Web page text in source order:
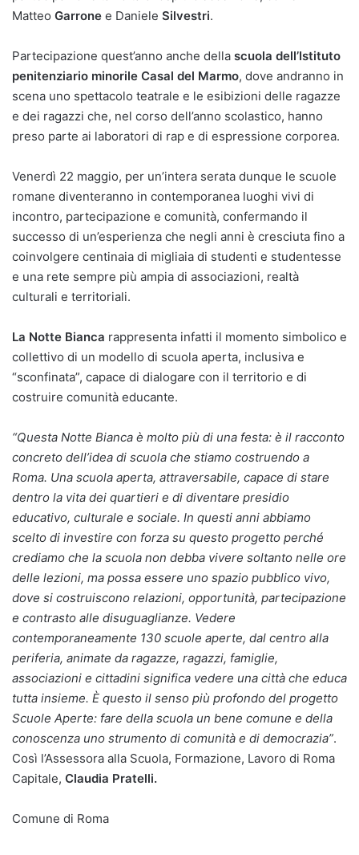
Matteo Garrone e Daniele Silvestri.
Partecipazione quest’anno anche della scuola dell’Istituto
penitenziario minorile Casal del Marmo, dove andranno in
scena uno spettacolo teatrale e le esibizioni delle ragazze
e dei ragazzi che, nel corso dell’anno scolastico, hanno
preso parte ai laboratori di rap e di espressione corporea.
Venerdì 22 maggio, per un’intera serata dunque le scuole
romane diventeranno in contemporanea luoghi vivi di
incontro, partecipazione e comunità, confermando il
successo di un’esperienza che negli anni è cresciuta fino a
coinvolgere centinaia di migliaia di studenti e studentesse
e una rete sempre più ampia di associazioni, realtà
culturali e territoriali.
La Notte Bianca rappresenta infatti il momento simbolico e
collettivo di un modello di scuola aperta, inclusiva e
“sconfinata”, capace di dialogare con il territorio e di
costruire comunità educante.
“Questa Notte Bianca è molto più di una festa: è il racconto
concreto dell’idea di scuola che stiamo costruendo a
Roma. Una scuola aperta, attraversabile, capace di stare
dentro la vita dei quartieri e di diventare presidio
educativo, culturale e sociale. In questi anni abbiamo
scelto di investire con forza su questo progetto perché
crediamo che la scuola non debba vivere soltanto nelle ore
delle lezioni, ma possa essere uno spazio pubblico vivo,
dove si costruiscono relazioni, opportunità, partecipazione
e contrasto alle disuguaglianze. Vedere
contemporaneamente 130 scuole aperte, dal centro alla
periferia, animate da ragazze, ragazzi, famiglie,
associazioni e cittadini significa vedere una città che educa
tutta insieme. È questo il senso più profondo del progetto
Scuole Aperte: fare della scuola un bene comune e della
conoscenza uno strumento di comunità e di democrazia”.
Così l’Assessora alla Scuola, Formazione, Lavoro di Roma
Capitale, Claudia Pratelli.
Comune di Roma